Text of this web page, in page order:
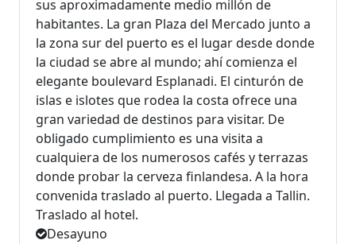
sus aproximadamente medio millón de
habitantes. La gran Plaza del Mercado junto a
la zona sur del puerto es el lugar desde donde
la ciudad se abre al mundo; ahí comienza el
elegante boulevard Esplanadi. El cinturón de
islas e islotes que rodea la costa ofrece una
gran variedad de destinos para visitar. De
obligado cumplimiento es una visita a
cualquiera de los numerosos cafés y terrazas
donde probar la cerveza finlandesa. A la hora
convenida traslado al puerto. Llegada a Tallin.
Traslado al hotel.
Desayuno